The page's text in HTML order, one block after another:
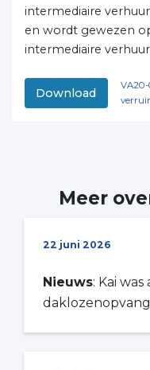
intermediaire
en wordt gewezen
intermediaire
VA20-
Download
Meer
22 juni 2026
Nieuws: Kai